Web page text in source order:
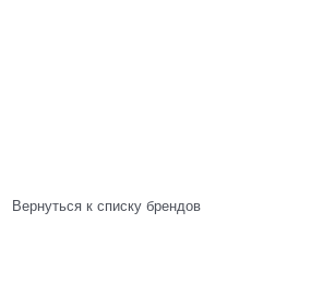
Вернуться к списку брендов